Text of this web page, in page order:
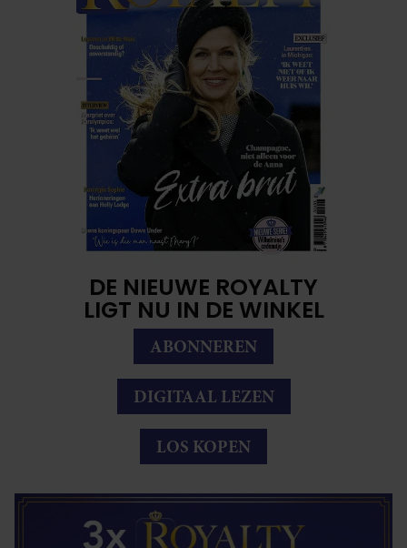
DE NIEUWE ROYALTY
LIGT NU IN DE WINKEL
ABONNEREN
DIGITAAL LEZEN
LOS KOPEN